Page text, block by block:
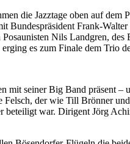
die Jazztage oben auf
Bundespräsident Frank-
Nils Landgren,
es zum Finale dem Trio
mit seiner Big Band präsent
Felsch, der wie Till Brönner
beteiligt war. Dirigent Jörg